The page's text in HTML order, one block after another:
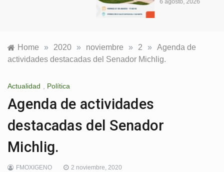
Home » 2020 » noviembre » 2 » Agenda de
actividades destacadas del Senador Michlig.
Actualidad , Política
Agenda de actividades
destacadas del Senador
Michlig.
FMOXIGENO 2 noviembre, 2020